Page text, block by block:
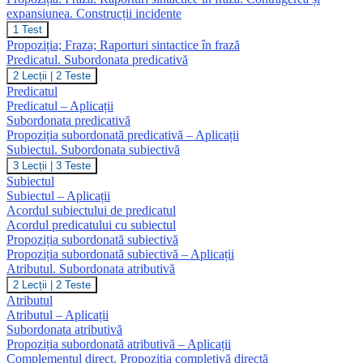
expansiunea. Construcții incidente
Propoziția.
Fraza.
Raporturi
sintactice
în
frază.
Contragerea
și
expansiunea.
Construcții
incidente
1 Test
Propoziția; Fraza; Raporturi sintactice în frază
Predicatul. Subordonata predicativă
Predicatul.
Subordonata
predicativă
2 Lecții 2 Teste
Predicatul
Predicatul – Aplicații
Subordonata predicativă
Propoziția subordonată predicativă – Aplicații
Subiectul. Subordonata subiectivă
Subiectul.
Subordonata
subiectivă
3 Lecții 3 Teste
Subiectul
Subiectul – Aplicații
Acordul subiectului de predicatul
Acordul predicatului cu subiectul
Propoziția subordonată subiectivă
Propoziția subordonată subiectivă – Aplicații
Atributul. Subordonata atributivă
Atributul.
Subordonata
atributivă
2 Lecții 2 Teste
Atributul
Atributul – Aplicații
Subordonata atributivă
Propoziția subordonată atributivă – Aplicații
Complementul direct. Propoziția completivă directă